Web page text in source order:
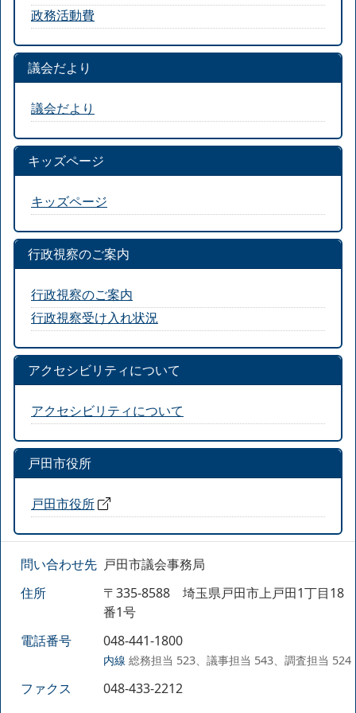
政務活動費
議会だより
議会だより
キッズページ
キッズページ
行政視察のご案内
行政視察のご案内
行政視察受け入れ状況
アクセシビリティについて
アクセシビリティについて
戸田市役所
戸田市役所
問い合わせ先 戸田市議会事務局
住所
〒335-8588 埼玉県戸田市上戸田1丁目18
番1号
電話番号
048-441-1800
内線 総務担当 523、議事担当 543、調査担当 524
ファクス 048-433-2212